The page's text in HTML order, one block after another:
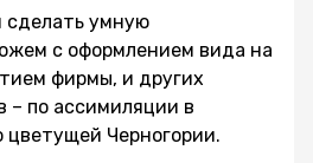
сделать умную
с оформлением вида на
фирмы, и других
– по ассимиляции в
цветущей Черногории.